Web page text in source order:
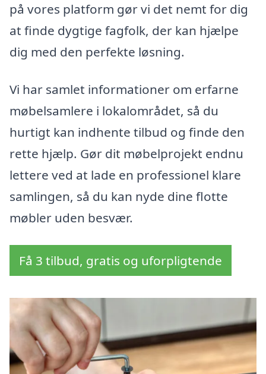
på vores platform gør vi det nemt for dig
at finde dygtige fagfolk, der kan hjælpe
dig med den perfekte løsning.
Vi har samlet informationer om erfarne
møbelsamlere i lokalområdet, så du
hurtigt kan indhente tilbud og finde den
rette hjælp. Gør dit møbelprojekt endnu
lettere ved at lade en professionel klare
samlingen, så du kan nyde dine flotte
møbler uden besvær.
Få 3 tilbud, gratis og uforpligtende